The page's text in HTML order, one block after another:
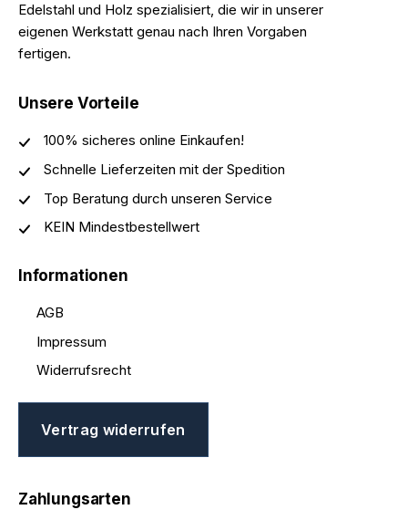
Edelstahl und Holz spezialisiert, die wir in unserer
eigenen Werkstatt genau nach Ihren Vorgaben
fertigen.
Unsere Vorteile
100% sicheres online Einkaufen!
Schnelle Lieferzeiten mit der Spedition
Top Beratung durch unseren Service
KEIN Mindestbestellwert
Informationen
AGB
Impressum
Widerrufsrecht
Vertrag widerrufen
Zahlungsarten